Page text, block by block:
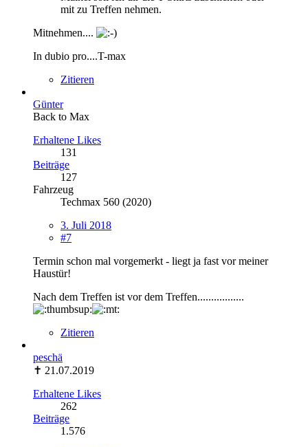
mit zu Treffen nehmen.
Mitnehmen....
In dubio pro....T-max
Zitieren
Günter
Back to Max
Erhaltene Likes
131
Beiträge
127
Fahrzeug
Techmax 560 (2020)
3. Juli 2018
#7
Termin schon mal vorgemerkt - liegt ja fast vor meiner
Haustür!
Nach dem Treffen ist vor dem Treffen.................
Zitieren
peschä
✝ 21.07.2019
Erhaltene Likes
262
Beiträge
1.576